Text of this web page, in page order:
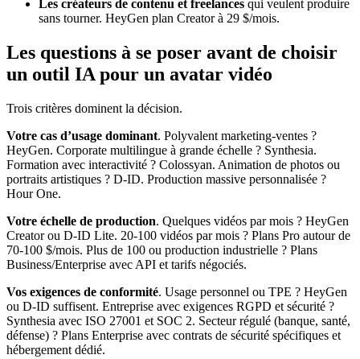
Les créateurs de contenu et freelances qui veulent produire
sans tourner. HeyGen plan Creator à 29 $/mois.
Les questions à se poser avant de choisir
un outil IA pour un avatar vidéo
Trois critères dominent la décision.
Votre cas d’usage dominant. Polyvalent marketing-ventes ?
HeyGen. Corporate multilingue à grande échelle ? Synthesia.
Formation avec interactivité ? Colossyan. Animation de photos ou
portraits artistiques ? D-ID. Production massive personnalisée ?
Hour One.
Votre échelle de production. Quelques vidéos par mois ? HeyGen
Creator ou D-ID Lite. 20-100 vidéos par mois ? Plans Pro autour de
70-100 $/mois. Plus de 100 ou production industrielle ? Plans
Business/Enterprise avec API et tarifs négociés.
Vos exigences de conformité. Usage personnel ou TPE ? HeyGen
ou D-ID suffisent. Entreprise avec exigences RGPD et sécurité ?
Synthesia avec ISO 27001 et SOC 2. Secteur régulé (banque, santé,
défense) ? Plans Enterprise avec contrats de sécurité spécifiques et
hébergement dédié.